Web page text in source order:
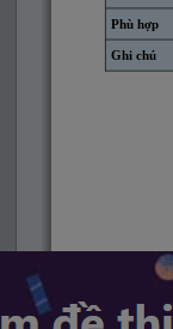
Phù hợp
Ghi chú